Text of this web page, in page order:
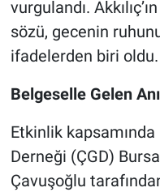
vurgulandı.
sözü, gecenin
ifadelerden biri oldu.
Belgeselle Gelen
Etkinlik
Derneği (ÇGD)
Çavuşoğlu